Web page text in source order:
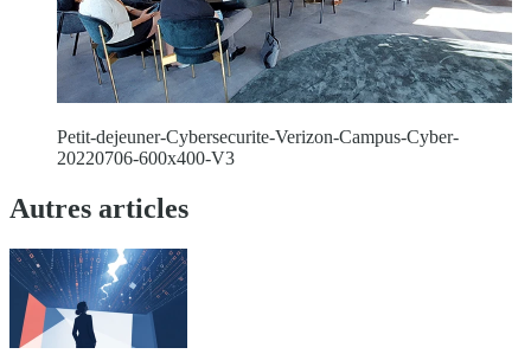
Petit-dejeuner-Cybersecurite-Verizon-Campus-Cyber-
20220706-600x400-V3
Autres articles